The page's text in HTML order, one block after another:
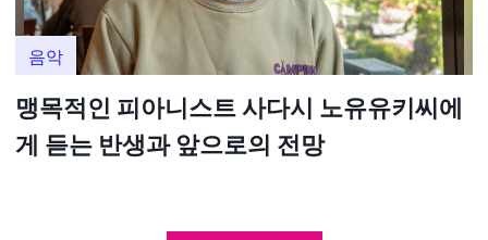
음악
맹목적인 피아니스트 사다시 노유유키씨에
게 듣는 반생과 앞으로의 전망